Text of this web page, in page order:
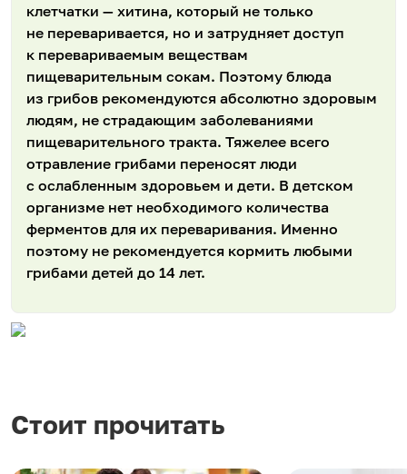
клетчатки — хитина, который не только
не переваривается, но и затрудняет доступ
к перевариваемым веществам
пищеварительным сокам. Поэтому блюда
из грибов рекомендуются абсолютно здоровым
людям, не страдающим заболеваниями
пищеварительного тракта. Тяжелее всего
отравление грибами переносят люди
с ослабленным здоровьем и дети. В детском
организме нет необходимого количества
ферментов для их переваривания. Именно
поэтому не рекомендуется кормить любыми
грибами детей до 14 лет.
Стоит прочитать